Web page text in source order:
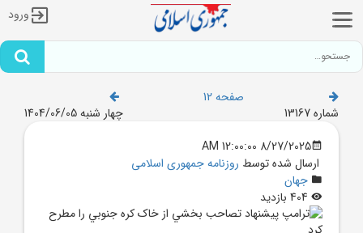
ورود
صفحه 12
شماره 13167
چهار شنبه 1404/06/05
8/27/2025 12:00:00 AM
ارسال شده توسط روزنامه جمهوری اسلامی
جهان